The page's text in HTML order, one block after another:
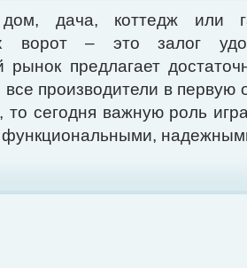
дом, дача, коттедж или
ворот – это залог
рынок предлагает
производители в первую
то сегодня важную роль